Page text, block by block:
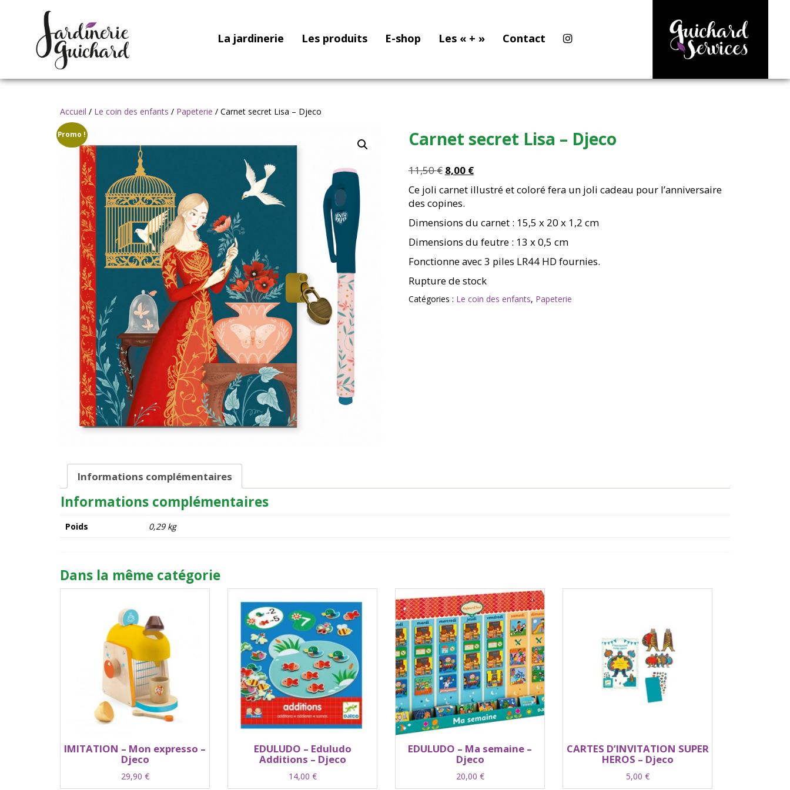
La jardinerie Les produits E-shop Les « + » Contact
Accueil / Le coin des enfants / Papeterie / Carnet secret Lisa – Djeco
Promo ! Carnet secret Lisa – Djeco
11,50€ Le
initial
était :
11,50 €.
8,00 €Le
prix
actuel
8,00 €.
Ce joli carnet illustré et coloré fera un joli cadeau pour l’anniversaire
des copines.
Dimensions du carnet : 15,5 x 20 x 1,2 cm
Dimensions du feutre : 13 x 0,5 cm
Fonctionne avec 3 piles LR44 HD fournies.
Rupture de stock
Catégories : Le coin des enfants, Papeterie
Informations complémentaires
Informations complémentaires
Poids 0,29 kg
Dans la même catégorie
IMITATION – Mon expresso –
Djeco
29,90 €
EDULUDO – Eduludo
Additions – Djeco
14,00 €
EDULUDO – Ma semaine –
Djeco
20,00 €
CARTES D’INVITATION SUPER
HEROS – Djeco
5,00 €